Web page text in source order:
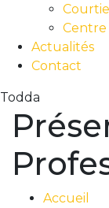
Actualités
Contact
Todda
Accueil